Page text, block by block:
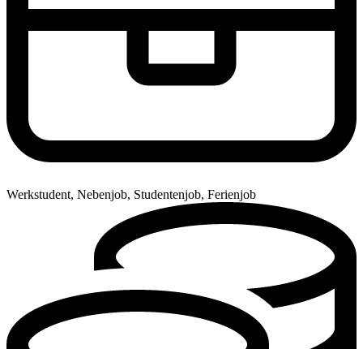
Werkstudent, Nebenjob, Studentenjob, Ferienjob